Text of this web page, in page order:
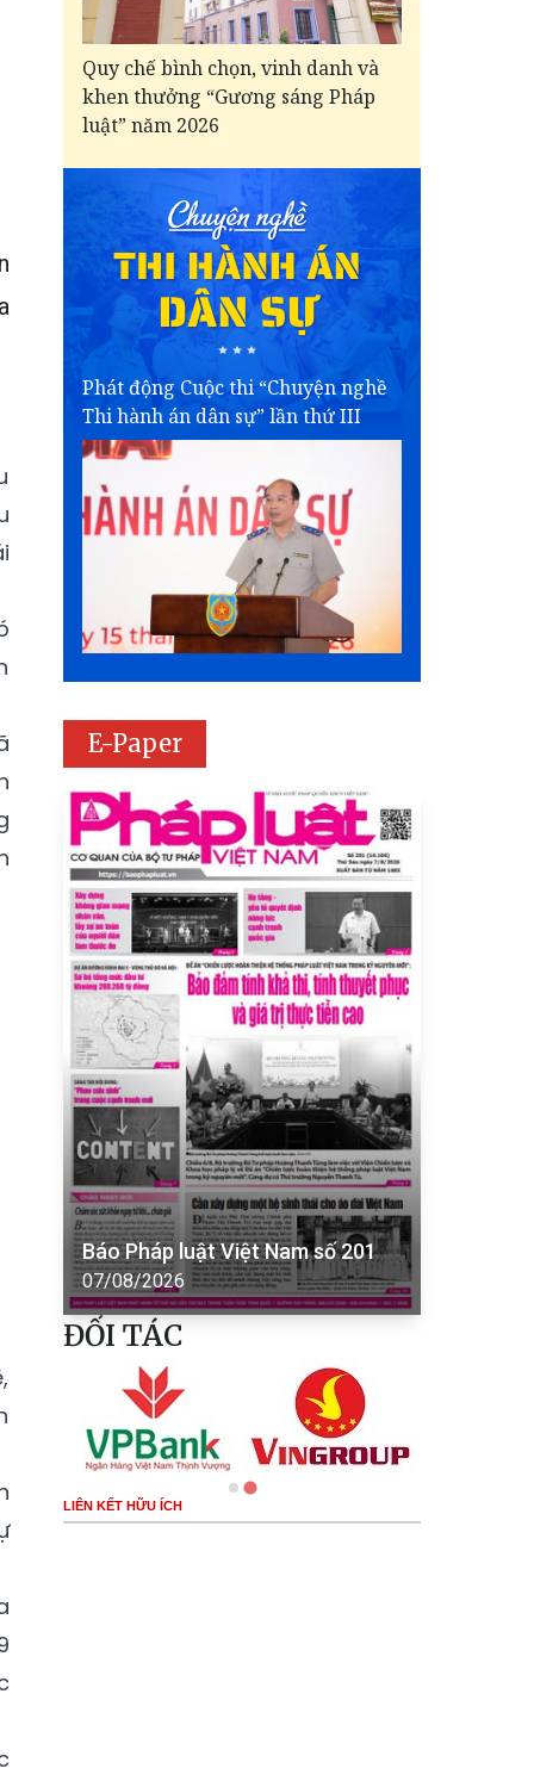
Quy chế bình chọn, vinh danh và
khen thưởng “Gương sáng Pháp
luật” năm 2026
Phát động Cuộc thi “Chuyện nghề
Thi hành án dân sự” lần thứ III
E-Paper
Báo Pháp luật Việt Nam số 201
07/08/2026
ĐỐI TÁC
LIÊN KẾT HỮU ÍCH